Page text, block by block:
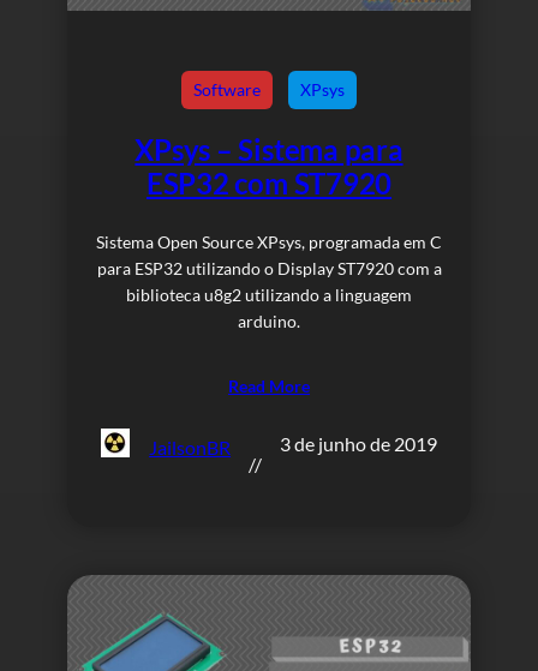
Software XPsys
XPsys – Sistema para
ESP32 com ST7920
Sistema Open Source XPsys, programada em C
para ESP32 utilizando o Display ST7920 com a
biblioteca u8g2 utilizando a linguagem
arduino.
Read More
JailsonBR
//
3 de junho de 2019